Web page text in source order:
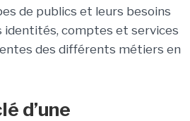
de publics et leurs besoins
identités, comptes et services
des différents métiers en
d’une